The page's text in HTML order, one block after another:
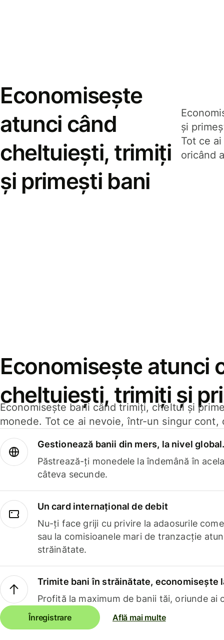
Economisește
atunci când
cheltuiești, trimiți
și primești bani
și
Tot ce
oricând
Economisește atunci
cheltuiești, trimiți și
Economisește bani când trimiți, cheltui și
monede. Tot ce ai nevoie, într-un singur cont,
Gestionează banii din mers, la nivel
Păstrează-ți monedele la îndemână în
câteva secunde.
Un card internațional de debit
Nu-ți face griji cu privire la adaosurile
sau la comisioanele mari de tranzacție
străinătate.
Trimite bani în străinătate, economisește
Profită la maximum de banii tăi, oriunde ai
Înregistrare Află mai multe